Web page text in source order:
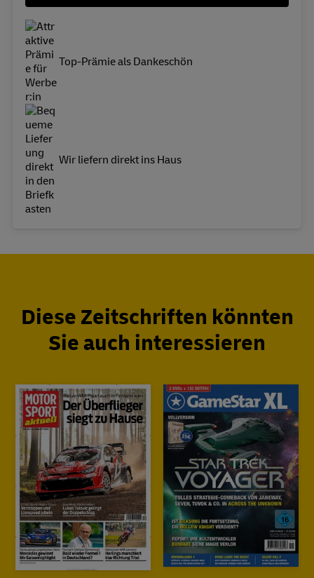
Top-Prämie als Dankeschön
Wir liefern direkt ins Haus
Diese Zeitschriften könnten
Sie auch interessieren